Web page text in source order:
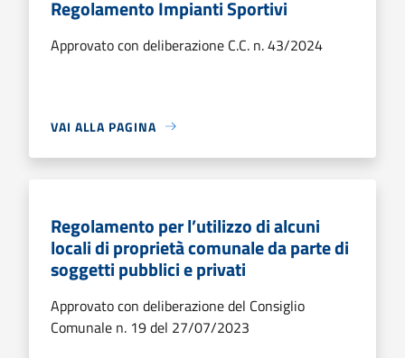
Regolamento Impianti Sportivi
Approvato con deliberazione C.C. n. 43/2024
VAI ALLA PAGINA
Regolamento per l’utilizzo di alcuni
locali di proprietà comunale da parte di
soggetti pubblici e privati
Approvato con deliberazione del Consiglio
Comunale n. 19 del 27/07/2023